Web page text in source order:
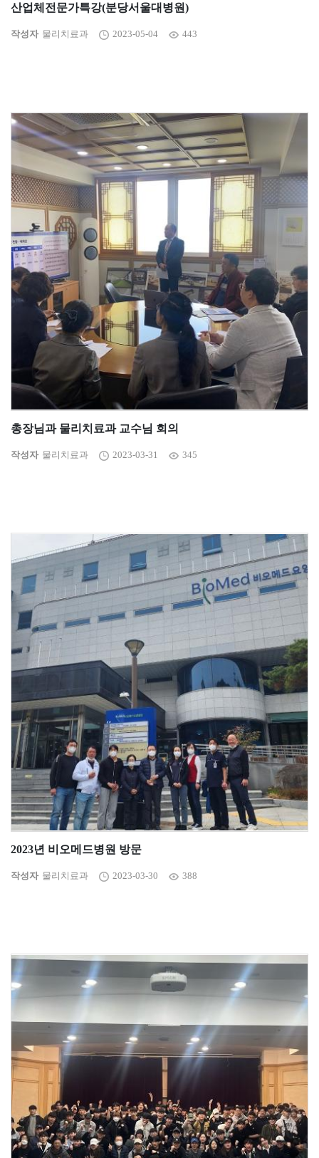
산업체전문가특강(분당서울대병원)
작성자 물리치료과 2023-05-04 443
총장님과 물리치료과 교수님 회의
작성자 물리치료과 2023-03-31 345
2023년 비오메드병원 방문
작성자 물리치료과 2023-03-30 388